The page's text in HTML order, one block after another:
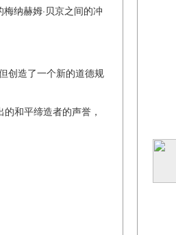
纳赫姆·贝京之间的冲
创造了一个新的道德规
和平缔造者的声誉，